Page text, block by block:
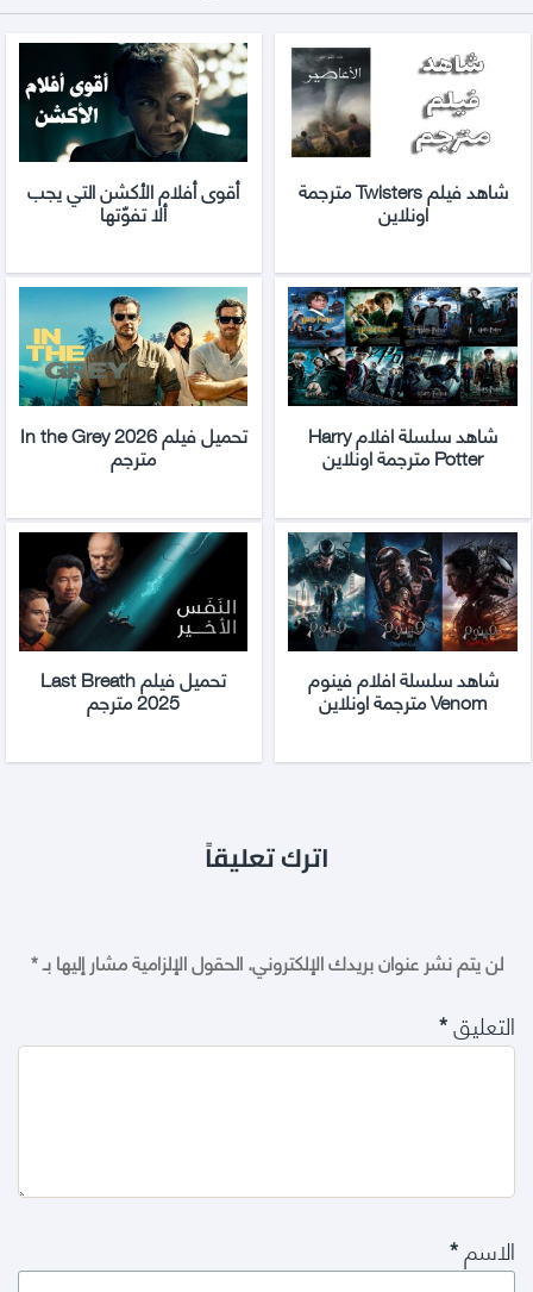
شاهد فيلم Twisters مترجمة
اونلاين
أقوى أفلام الأكشن التي يجب
ألا تفوّتها
شاهد سلسلة افلام Harry
Potter مترجمة اونلاين
تحميل فيلم In the Grey 2026
مترجم
شاهد سلسلة افلام فينوم
Venom مترجمة اونلاين
تحميل فيلم Last Breath
2025 مترجم
اترك تعليقاً
لن يتم نشر عنوان بريدك الإلكتروني.الحقول الإلزامية مشار إليها بـ*
التعليق*
الاسم*